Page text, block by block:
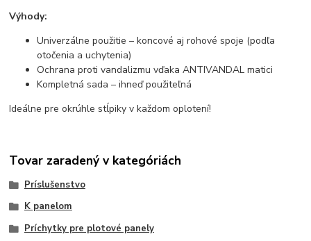
Výhody:
Univerzálne použitie – koncové aj rohové spoje (podľa
otočenia a uchytenia)
Ochrana proti vandalizmu vďaka ANTIVANDAL matici
Kompletná sada – ihneď použiteľná
Ideálne pre okrúhle stĺpiky v každom oplotení!
Tovar zaradený v kategóriách
Príslušenstvo
K panelom
Príchytky pre plotové panely